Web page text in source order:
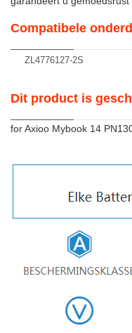
Compatibele
ZL4776127-2S
Dit product is
for Axioo Mybook 14